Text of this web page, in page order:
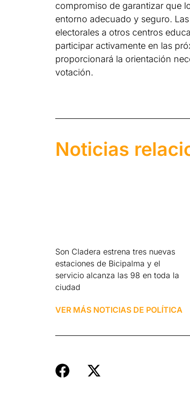
compromiso de garantizar que
entorno adecuado y seguro.
electorales a otros centros
participar activamente en las
proporcionará la orientación
votación.
Noticias
Son Cladera estrena tres nuevas
estaciones de Bicipalma y el
servicio alcanza las 98 en toda la
ciudad
VER MÁS NOTICIAS DE POLÍTICA